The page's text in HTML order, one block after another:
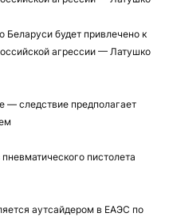
Беларуси будет привлечено к
агрессии — Латушко
— следствие предполагает
пистолета
аутсайдером в ЕАЭС по